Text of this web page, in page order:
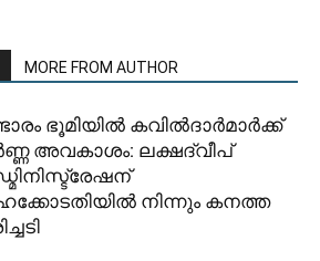
MORE FROM AUTHOR
ഭൂമിയിൽ കവിൽദാർമാർക്ക്
അവകാശം: ലക്ഷദ്വീപ്
നിന്നും കനത്ത